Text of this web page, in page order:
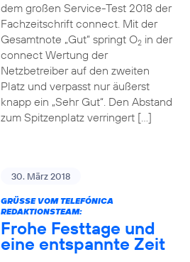
dem großen Service-Test 2018 der
Fachzeitschrift connect. Mit der
Gesamtnote „Gut“ springt O2in der
connect Wertung der
Netzbetreiber auf den zweiten
Platz und verpasst nur äußerst
knapp ein „Sehr Gut“. Den Abstand
zum Spitzenplatz verringert […]
30. März 2018
GRÜSSE VOM TELEFÓNICA R
EDAKTIONSTEAM:
Frohe Festtage und
eine entspannte Zeit